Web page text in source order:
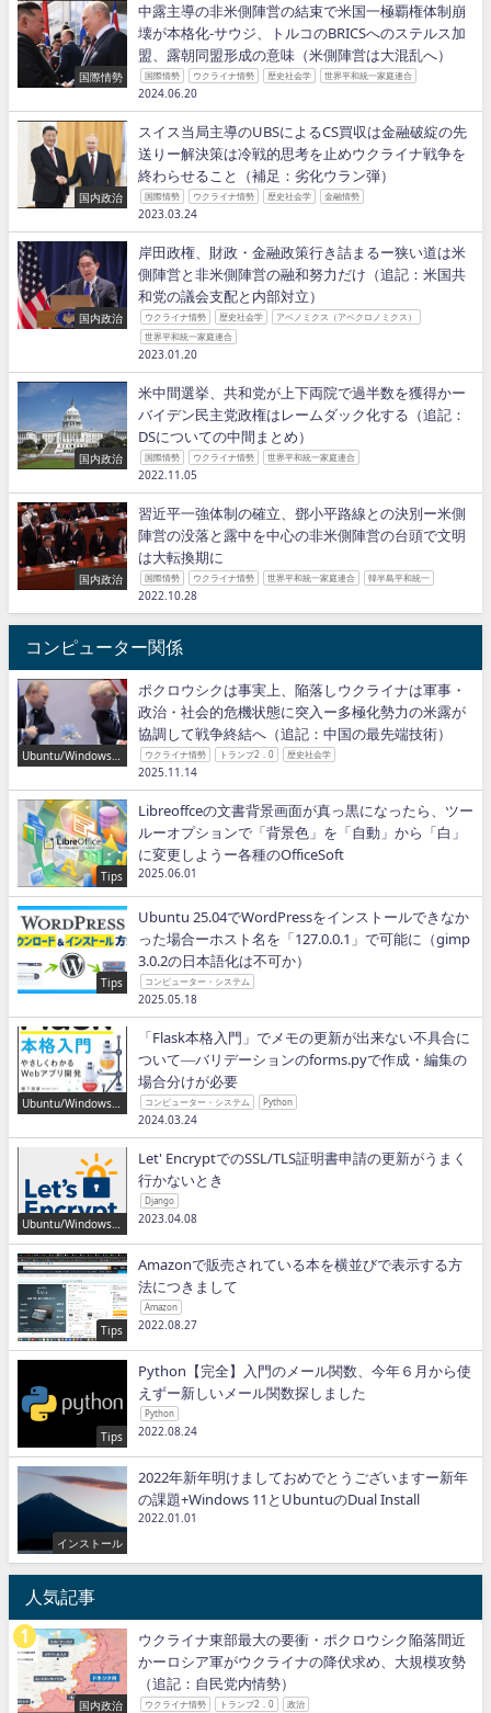
国際情勢
中露主導の非米側陣営の結束で米国一極覇権体制崩
壊が本格化−サウジ、トルコのBRICSへのステルス加
盟、露朝同盟形成の意味（米側陣営は大混乱へ）
国際情勢 ウクライナ情勢 歴史社会学 世界平和統一家庭連合
2024.06.20
国内政治
スイス当局主導のUBSによるCS買収は金融破綻の先
送りー解決策は冷戦的思考を止めウクライナ戦争を
終わらせること（補足：劣化ウラン弾）
国際情勢 ウクライナ情勢 歴史社会学 金融情勢
2023.03.24
国内政治
岸田政権、財政・金融政策行き詰まるー狭い道は米
側陣営と非米側陣営の融和努力だけ（追記：米国共
和党の議会支配と内部対立）
ウクライナ情勢 歴史社会学
アベノミクス（アベクロノミクス）
世界平和統一家庭連合
2023.01.20
国内政治
米中間選挙、共和党が上下両院で過半数を獲得かー
バイデン民主党政権はレームダック化する（追記：
DSについての中間まとめ）
国際情勢 ウクライナ情勢 世界平和統一家庭連合
2022.11.05
国内政治
習近平一強体制の確立、鄧小平路線との決別ー米側
陣営の没落と露中を中心の非米側陣営の台頭で文明
は大転換期に
国際情勢 ウクライナ情勢 世界平和統一家庭連合 韓半島平和統一
2022.10.28
コンピューター関係
Ubuntu/Windows/P
ポクロウシクは事実上、陥落しウクライナは軍事・
政治・社会的危機状態に突入ー多極化勢力の米露が
協調して戦争終結へ（追記：中国の最先端技術）
ウクライナ情勢 トランプ2．0 歴史社会学
2025.11.14
Tips
Libreoffceの文書背景画面が真っ黒になったら、ツー
ルーオプションで「背景色」を「自動」から「白」
に変更しようー各種のOfficeSoft
2025.06.01
Tips
Ubuntu 25.04でWordPressをインストールできなか
った場合ーホスト名を「127.0.0.1」で可能に（gimp
3.0.2の日本語化は不可か）
コンピューター・システム
2025.05.18
Ubuntu/Windows/P
「Flask本格入門」でメモの更新が出来ない不具合に
ついて―バリデーションのforms.pyで作成・編集の
場合分けが必要
コンピューター・システム Python
2024.03.24
Ubuntu/Windows/P
ython/IT
Let' EncryptでのSSL/TLS証明書申請の更新がうまく
行かないとき
Django
2023.04.08
Tips
Amazonで販売されている本を横並びで表示する方
法につきまして
Amazon
2022.08.27
Tips
Python【完全】入門のメール関数、今年６月から使
えずー新しいメール関数探しました
Python
2022.08.24
インストール
2022年新年明けましておめでとうございますー新年
の課題+Windows 11とUbuntuのDual Install
2022.01.01
人気記事
国内政治
ウクライナ東部最大の要衝・ポクロウシク陥落間近
かーロシア軍がウクライナの降伏求め、大規模攻勢
（追記：自民党内情勢）
ウクライナ情勢 トランプ2．0 政治